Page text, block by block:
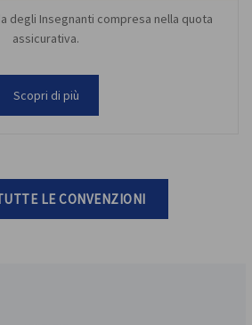
degli Insegnanti compresa nella quota
assicurativa.
Scopri di più
LE CONVENZIONI